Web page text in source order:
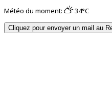
Météo du moment: 34°C
Cliquez pour envoyer un mail au